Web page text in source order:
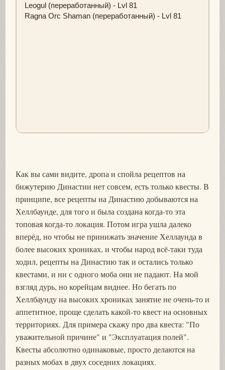
Leogul (переработанный) - Lvl 81
Ragna Orc Shaman (переработанный) - Lvl 81
Как вы сами видите, дропа и спойла рецептов на
бижутерию Династии нет совсем, есть только квесты. В
принципе, все рецепты на Династию добываются на
Хеллбаунде, для того и была создана когда-то эта
топовая когда-то локация. Потом игра ушла далеко
вперёд, но чтобы не принижать значение Хеллаунда в
более высоких хрониках, и чтобы народ всё-таки туда
ходил, рецепты на Династию так и остались только
квестами, и ни с одного моба они не падают. На мой
взгляд дурь, но корейцам виднее. Но бегать по
Хеллбаунду на высоких хрониках занятие не очень-то и
аппетитное, проще сделать какой-то квест на основных
территориях. Для примера скажу про два квеста: "По
уважительной причине" и "Эксплуатация полей".
Квесты абсолютно одинаковые, просто делаются на
разных мобах в двух соседних локациях.